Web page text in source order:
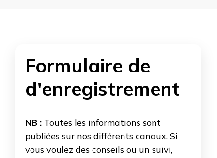
Formulaire de
d'enregistrement
NB : Toutes les informations sont
publiées sur nos différents canaux. Si
vous voulez des conseils ou un suivi,